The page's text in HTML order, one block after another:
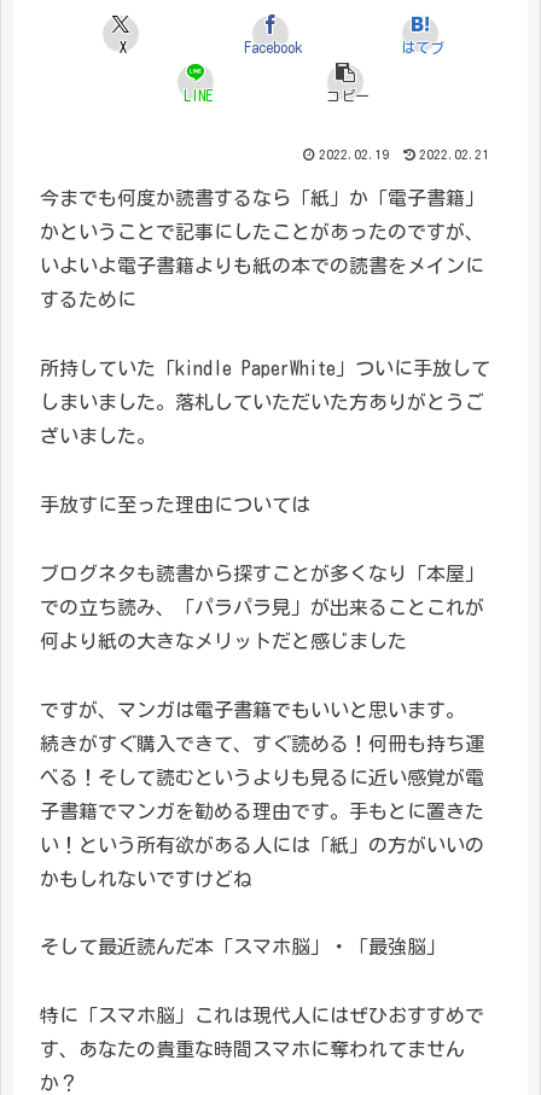
X Facebook はてブ
LINE コピー
2022.02.19 2022.02.21
今までも何度か読書するなら「紙」か「電子書籍」
かということで記事にしたことがあったのですが、
いよいよ電子書籍よりも紙の本での読書をメインに
するために
所持していた「kindle PaperWhite」ついに手放して
しまいました。落札していただいた方ありがとうご
ざいました。
手放すに至った理由については
ブログネタも読書から探すことが多くなり「本屋」
での立ち読み、「パラパラ見」が出来ることこれが
何より紙の大きなメリットだと感じました
ですが、マンガは電子書籍でもいいと思います。
続きがすぐ購入できて、すぐ読める！何冊も持ち運
べる！そして読むというよりも見るに近い感覚が電
子書籍でマンガを勧める理由です。手もとに置きた
い！という所有欲がある人には「紙」の方がいいの
かもしれないですけどね
そして最近読んだ本「スマホ脳」・「最強脳」
特に「スマホ脳」これは現代人にはぜひおすすめで
す、あなたの貴重な時間スマホに奪われてません
か？